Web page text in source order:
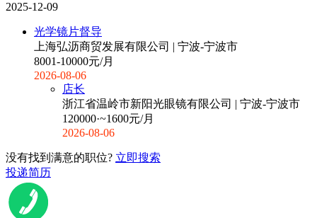
2025-12-09
光学镜片督导
上海弘沥商贸发展有限公司 | 宁波-宁波市
8001-10000元/月
2026-08-06
店长
浙江省温岭市新阳光眼镜有限公司 | 宁波-宁波市
120000·~1600元/月
2026-08-06
没有找到满意的职位? 立即搜索
投递简历